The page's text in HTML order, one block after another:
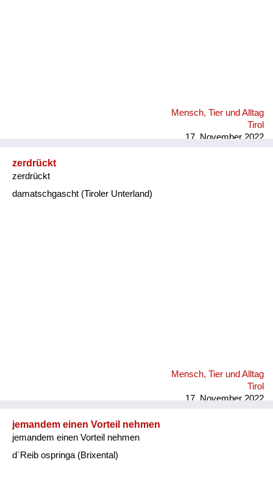
Mensch, Tier und Alltag
Tirol
17. November 2022
zerdrückt
zerdrückt
damatschgascht (Tiroler Unterland)
Mensch, Tier und Alltag
Tirol
17. November 2022
jemandem einen Vorteil nehmen
jemandem einen Vorteil nehmen
d`Reib ospringa (Brixental)